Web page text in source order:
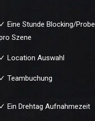
✓ Eine Stunde Blocking/Probe
Szene
✓ Location Auswahl
✓ Teambuchung
✓ Ein Drehtag Aufnahmezeit